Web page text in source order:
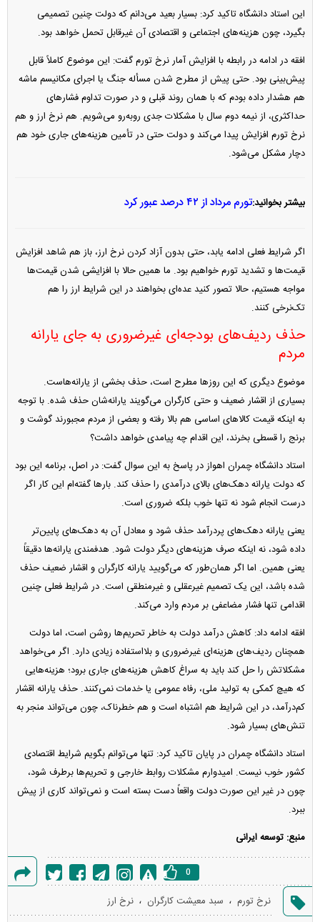
این استاد دانشگاه تاکید کرد: بسیار بعید می‌دانم که دولت چنین تصمیمی
بگیرد، چون هزینه‌های اجتماعی و اقتصادی آن غیرقابل تحمل خواهد بود.
افقه در ادامه در رابطه با افزایش آمار نرخ تورم گفت: این موضوع کاملاً قابل
پیش‌بینی بود. حتی پیش از مطرح شدن مسأله جنگ یا اجرای مکانیسم ماشه
هم هشدار داده بودم که با همان روند قبلی و در صورت تداوم فشار‌های
حداکثری، از نیمه دوم سال با مشکلات جدی روبه‌رو می‌شویم. هم نرخ ارز و هم
نرخ تورم افزایش پیدا می‌کند و دولت حتی در تأمین هزینه‌های جاری خود هم
دچار مشکل می‌شود.
بیشتر بخوانید:تورم مرداد از ۴۲ درصد عبور کرد
اگر شرایط فعلی ادامه یابد، حتی بدون آزاد کردن نرخ ارز، باز هم شاهد افزایش
قیمت‌ها و تشدید تورم خواهیم بود. ما همین حالا با افزایشی شدن قیمت‌ها
مواجه هستیم، حالا تصور کنید عده‌ای بخواهند در این شرایط ارز را هم
تک‌نرخی کنند.
حذف ردیف‌های بودجه‌ای غیرضروری به جای یارانه
مردم
موضوع دیگری که این روز‌ها مطرح است، حذف بخشی از یارانه‌هاست.
بسیاری از اقشار ضعیف و حتی کارگران می‌گویند یارانه‌شان حذف شده. با توجه
به اینکه قیمت کالا‌های اساسی هم بالا رفته و بعضی از مردم مجبورند گوشت و
برنج را قسطی بخرند، این اقدام چه پیامدی خواهد داشت؟
استاد دانشگاه چمران اهواز در پاسخ به این سوال گفت: در اصل، برنامه این بود
که دولت یارانه دهک‌های بالای درآمدی را حذف کند. بار‌ها گفته‌ام این کار اگر
درست انجام شود نه تنها خوب بلکه ضروری است.
یعنی یارانه دهک‌های پردرآمد حذف شود و معادل آن به دهک‌های پایین‌تر
داده شود، نه اینکه صرف هزینه‌های دیگر دولت شود. هدفمندی یارانه‌ها دقیقاً
یعنی همین. اما اگر همان‌طور که می‌گویید یارانه کارگران و اقشار ضعیف حذف
شده باشد، این یک تصمیم غیرعقلی و غیرمنطقی است. در شرایط فعلی چنین
اقدامی تنها فشار مضاعفی بر مردم وارد می‌کند.
افقه ادامه داد: کاهش درآمد دولت به خاطر تحریم‌ها روشن است، اما دولت
همچنان ردیف‌های هزینه‌ای غیرضروری و بلااستفاده زیادی دارد. اگر می‌خواهد
مشکلاتش را حل کند باید به سراغ کاهش هزینه‌های جاری برود؛ هزینه‌هایی
که هیچ کمکی به تولید ملی، رفاه عمومی یا خدمات نمی‌کنند. حذف یارانه اقشار
کم‌درآمد، در این شرایط هم اشتباه است و هم خطرناک، چون می‌تواند منجر به
تنش‌های بسیار شود.
استاد دانشگاه چمران در پایان تاکید کرد: تنها می‌توانم بگویم شرایط اقتصادی
کشور خوب نیست. امیدوارم مشکلات روابط خارجی و تحریم‌ها برطرف شود،
چون در غیر این صورت دولت واقعاً دست بسته است و نمی‌تواند کاری از پیش
ببرد.
منبع: توسعه ایرانی
گزارش
خطا
0
نرخ تورم ، سبد معیشت کارگران ، نرخ ارز